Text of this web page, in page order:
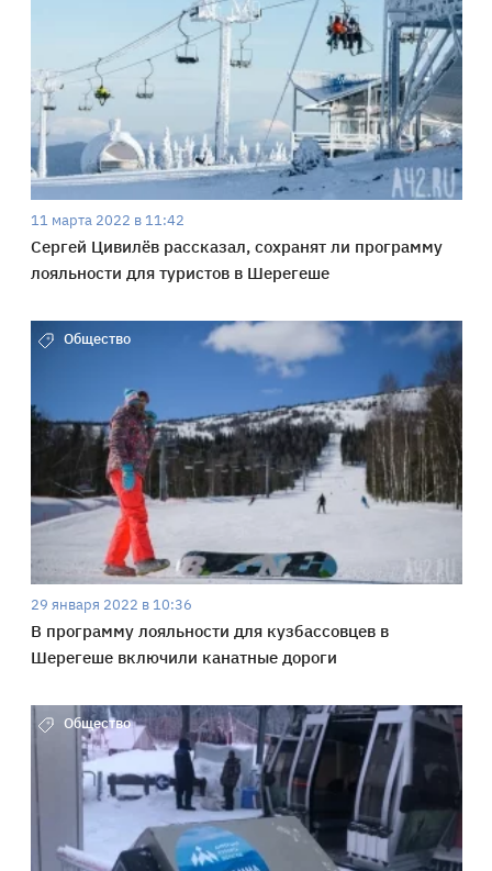
11 марта 2022 в 11:42
Сергей Цивилёв рассказал, сохранят ли программу
лояльности для туристов в Шерегеше
Общество
29 января 2022 в 10:36
В программу лояльности для кузбассовцев в
Шерегеше включили канатные дороги
Общество